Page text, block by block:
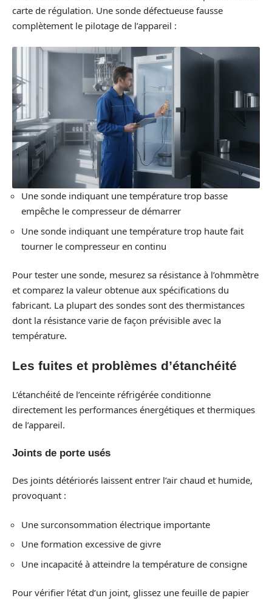
carte de régulation. Une sonde défectueuse fausse
complètement le pilotage de l’appareil :
Une sonde indiquant une température trop basse
empêche le compresseur de démarrer
Une sonde indiquant une température trop haute fait
tourner le compresseur en continu
Pour tester une sonde, mesurez sa résistance à l’ohmmètre
et comparez la valeur obtenue aux spécifications du
fabricant. La plupart des sondes sont des thermistances
dont la résistance varie de façon prévisible avec la
température.
Les fuites et problèmes d’étanchéité
L’étanchéité de l’enceinte réfrigérée conditionne
directement les performances énergétiques et thermiques
de l’appareil.
Joints de porte usés
Des joints détériorés laissent entrer l’air chaud et humide,
provoquant :
Une surconsommation électrique importante
Une formation excessive de givre
Une incapacité à atteindre la température de consigne
Pour vérifier l’état d’un joint, glissez une feuille de papier